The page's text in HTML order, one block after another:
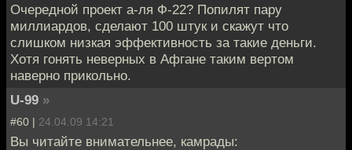
Очередной проект а-ля Ф-22? Попилят пару
миллиардов, сделают 100 штук и скажут что
слишком низкая эффективность за такие деньги.
Хотя гонять неверных в Афгане таким вертом
наверно прикольно.
U-99 »
#60 | 24.04.09 14:21
Вы читайте внимательнее, камрады: